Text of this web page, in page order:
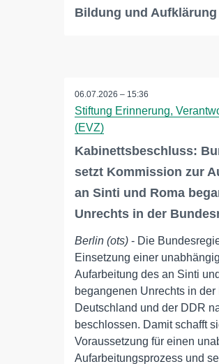
Bildung und Aufklärung
06.07.2026 – 15:36
Stiftung Erinnerung,
(EVZ)
Kabinettsbeschluss:
setzt Kommission zur
an Sinti und Roma
Unrechts in der
Berlin (ots) - Die
Einsetzung einer
Aufarbeitung des an Sinti
begangenen Unrechts in
Deutschland und der DDR
beschlossen. Damit schafft
Voraussetzung für einen
Aufarbeitungsprozess und